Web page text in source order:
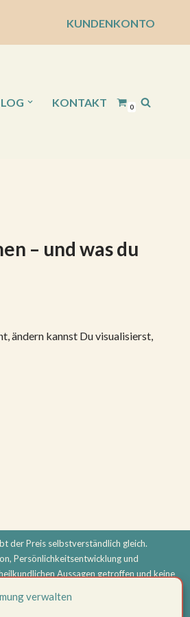
verwalten
KUNDENKONTO
KONTAKT 0
– und was du
ändern kannst Du visualisierst,
der Preis selbstverständlich gleich.
Persönlichkeitsentwicklung und
Aussagen getroffen und keine
Beschwerden oder ernsthaften